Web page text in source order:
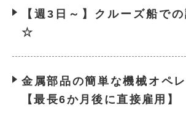
【週3日～】クルーズ船で
☆
金属部品の簡単な機械オペ
【最長6か月後に直接雇用】